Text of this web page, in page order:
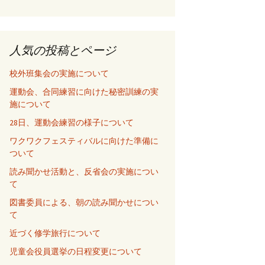
人気の投稿とページ
校外班集会の実施について
運動会、合同練習に向けた秘密訓練の実
施について
28日、運動会練習の様子について
ワクワクフェスティバルに向けた準備に
ついて
読み聞かせ活動と、反省会の実施につい
て
図書委員による、朝の読み聞かせについ
て
近づく修学旅行について
児童会役員選挙の日程変更について